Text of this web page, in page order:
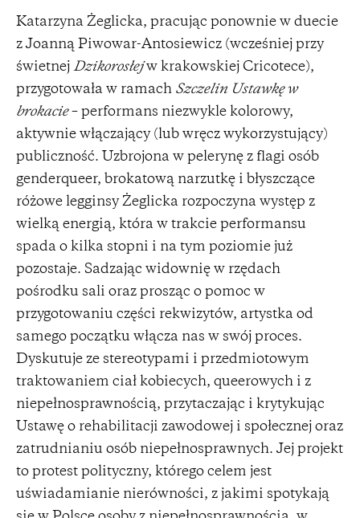
Katarzyna Żeglicka, pracując ponownie w duecie
z Joanną Piwowar-Antosiewicz (wcześniej przy
świetnej Dzikorosłejw krakowskiej Cricotece),
przygotowała w ramach Szczelin Ustawkę w
brokacie– performans niezwykle kolorowy,
aktywnie włączający (lub wręcz wykorzystujący)
publiczność. Uzbrojona w pelerynę z flagi osób
genderqueer, brokatową narzutkę i błyszczące
różowe legginsy Żeglicka rozpoczyna występ z
wielką energią, która w trakcie performansu
spada o kilka stopni i na tym poziomie już
pozostaje. Sadzając widownię w rzędach
pośrodku sali oraz prosząc o pomoc w
przygotowaniu części rekwizytów, artystka od
samego początku włącza nas w swój proces.
Dyskutuje ze stereotypami i przedmiotowym
traktowaniem ciał kobiecych, queerowych i z
niepełnosprawnością, przytaczając i krytykując
Ustawę o rehabilitacji zawodowej i społecznej oraz
zatrudnianiu osób niepełnosprawnych. Jej projekt
to protest polityczny, którego celem jest
uświadamianie nierówności, z jakimi spotykają